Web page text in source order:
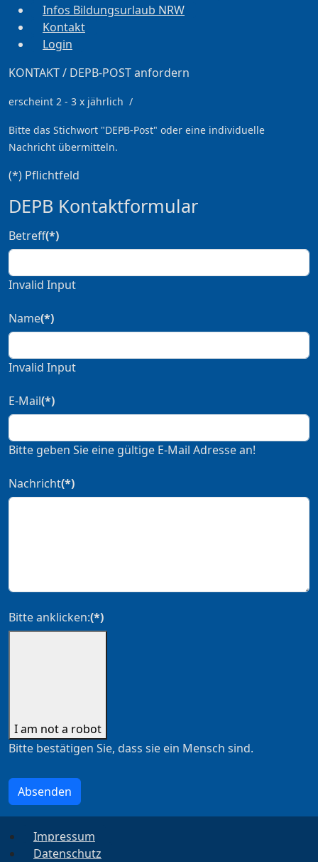
Infos Bildungsurlaub NRW
Kontakt
Login
KONTAKT / DEPB-POST anfordern
erscheint 2 - 3 x jährlich /
Bitte das Stichwort "DEPB-Post" oder eine individuelle
Nachricht übermitteln.
(*) Pflichtfeld
DEPB Kontaktformular
Betreff(*)
Invalid Input
Name(*)
Invalid Input
E-Mail(*)
Bitte geben Sie eine gültige E-Mail Adresse an!
Nachricht(*)
Bitte anklicken:(*)
I am not a robot
Bitte bestätigen Sie, dass sie ein Mensch sind.
Absenden
Impressum
Datenschutz